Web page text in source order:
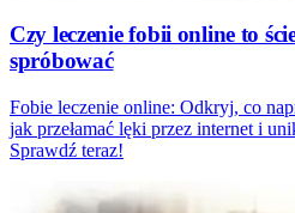
Czy leczenie fobii online to
spróbować
Fobie leczenie online: Odkryj, co
jak przełamać lęki przez internet i
Sprawdź teraz!